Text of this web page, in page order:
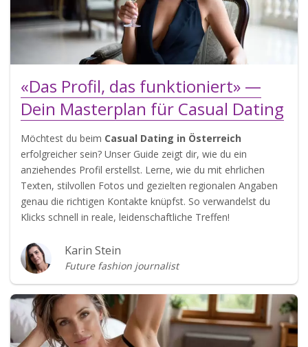
«Das Profil, das funktioniert» —
Dein Masterplan für Casual Dating
Möchtest du beim Casual Dating in Österreich
erfolgreicher sein? Unser Guide zeigt dir, wie du ein
anziehendes Profil erstellst. Lerne, wie du mit ehrlichen
Texten, stilvollen Fotos und gezielten regionalen Angaben
genau die richtigen Kontakte knüpfst. So verwandelst du
Klicks schnell in reale, leidenschaftliche Treffen!
Karin Stein
Future fashion journalist